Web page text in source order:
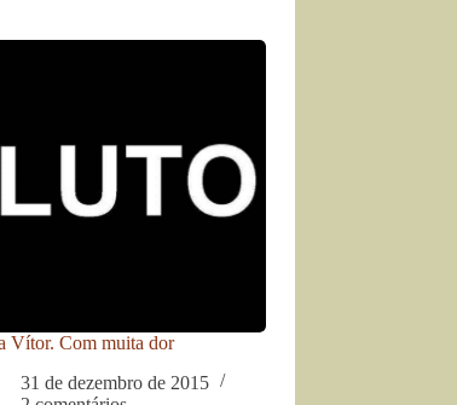
Vítor. Com muita dor
31 de dezembro de 2015